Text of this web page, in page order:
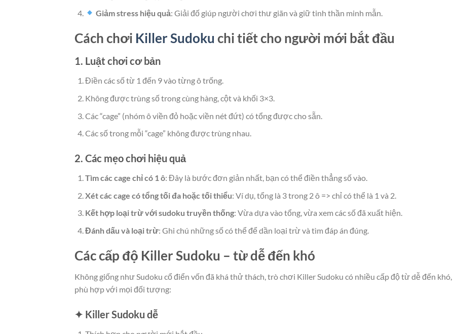
Giảm stress hiệu quả: Giải đố giúp người chơi thư giãn và giữ tinh thần minh mẫn.
Cách chơi Killer Sudoku chi tiết cho người mới bắt đầu
1. Luật chơi cơ bản
Điền các số từ 1 đến 9 vào từng ô trống.
Không được trùng số trong cùng hàng, cột và khối 3×3.
Các “cage” (nhóm ô viền đỏ hoặc viền nét đứt) có tổng được cho sẵn.
Các số trong mỗi “cage” không được trùng nhau.
2. Các mẹo chơi hiệu quả
Tìm các cage chỉ có 1 ô: Đây là bước đơn giản nhất, bạn có thể điền thẳng số vào.
Xét các cage có tổng tối đa hoặc tối thiểu: Ví dụ, tổng là 3 trong 2 ô => chỉ có thể là 1 và 2.
Kết hợp loại trừ với sudoku truyền thống: Vừa dựa vào tổng, vừa xem các số đã xuất hiện.
Đánh dấu và loại trừ: Ghi chú những số có thể để dần loại trừ và tìm đáp án đúng.
Các cấp độ Killer Sudoku – từ dễ đến khó
Không giống như Sudoku cổ điển vốn đã khá thử thách, trò chơi Killer Sudoku có nhiều cấp độ từ dễ đến khó,
phù hợp với mọi đối tượng:
✦ Killer Sudoku dễ